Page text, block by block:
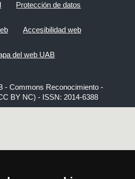
Protección de datos
Accesibilidad web
del web UAB
- Commons Reconocimiento -
BY NC) - ISSN: 2014-6388